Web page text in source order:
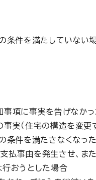
条件を満たしていない
項に事実を告げなか
実（住宅の構造を変
条件を満たさなくなっ
払事由を発生させ、ま
行おうとした場合